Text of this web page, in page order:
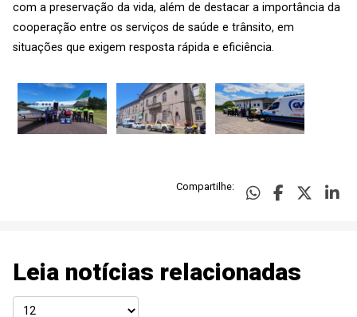
com a preservação da vida, além de destacar a importância da
cooperação entre os serviços de saúde e trânsito, em
situações que exigem resposta rápida e eficiência.
Compartilhe:
Leia notícias relacionadas